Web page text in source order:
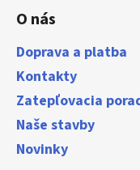
O nás
Doprava a platba
Kontakty
Zatepľovacia
Naše stavby
Novinky